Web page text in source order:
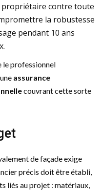
propriétaire contre toute
la robustesse
pendant 10 ans
le professionnel
assurance
couvrant cette sorte
de façade exige
précis doit être établi,
liés au projet : matériaux,